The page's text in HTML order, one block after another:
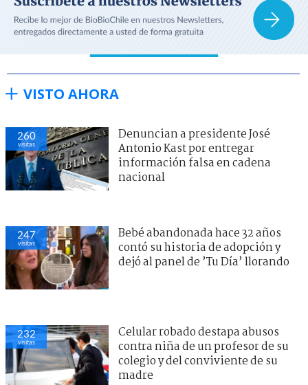
VISTO AHORA
260
visitas
Denuncian a presidente José
Antonio Kast por entregar
información falsa en cadena
nacional
247
visitas
Bebé abandonada hace 32 años
contó su historia de adopción y
dejó al panel de ’Tu Día’ llorando
232
visitas
Celular robado destapa abusos
contra niña de un profesor de su
colegio y del conviviente de su
madre